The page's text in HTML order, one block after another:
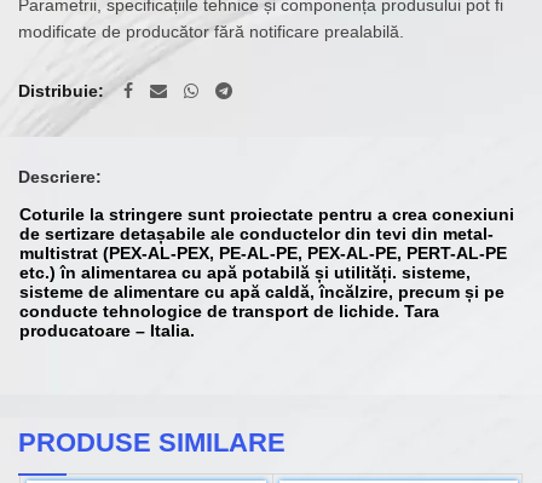
Parametrii, specificațiile tehnice și componența produsului pot fi
modificate de producător fără notificare prealabilă.
Distribuie
Descriere:
Coturile la stringere sunt proiectate pentru a crea conexiuni
de sertizare detașabile ale conductelor din tevi din metal-
multistrat (PEX-AL-PEX, PE-AL-PE, PEX-AL-PE, PERT-AL-PE
etc.) în alimentarea cu apă potabilă și utilități. sisteme,
sisteme de alimentare cu apă caldă, încălzire, precum și pe
conducte tehnologice de transport de lichide. Tara
producatoare – Italia.
PRODUSE SIMILARE